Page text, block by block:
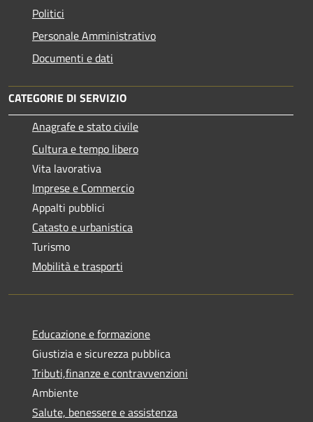
Politici
Personale Amministrativo
Documenti e dati
CATEGORIE DI SERVIZIO
Anagrafe e stato civile
Cultura e tempo libero
Vita lavorativa
Imprese e Commercio
Appalti pubblici
Catasto e urbanistica
Turismo
Mobilità e trasporti
Educazione e formazione
Giustizia e sicurezza pubblica
Tributi,finanze e contravvenzioni
Ambiente
Salute, benessere e assistenza